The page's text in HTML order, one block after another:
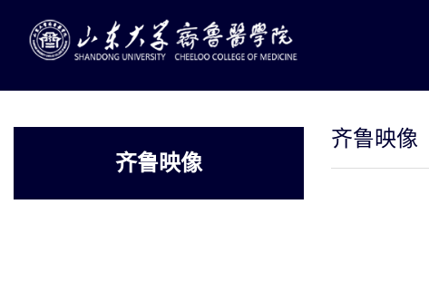
齐鲁映像
齐鲁映像